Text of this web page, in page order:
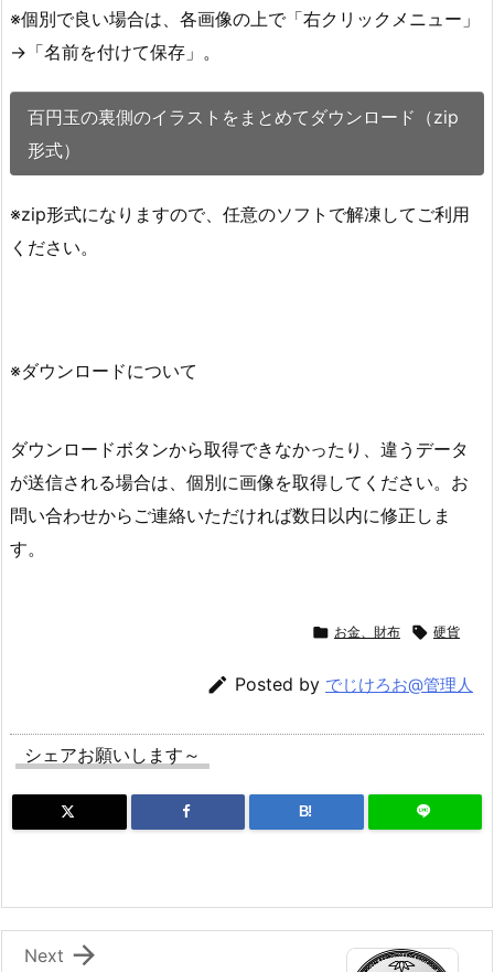
※個別で良い場合は、各画像の上で「右クリックメニュー」
→「名前を付けて保存」。
百円玉の裏側のイラストをまとめてダウンロード（zip
形式）
※zip形式になりますので、任意のソフトで解凍してご利用
ください。
※ダウンロードについて
ダウンロードボタンから取得できなかったり、違うデータ
が送信される場合は、個別に画像を取得してください。お
問い合わせからご連絡いただければ数日以内に修正しま
す。
 お金、財布  硬貨
 Posted by でじけろお@管理人
シェアお願いします～
B!

Next